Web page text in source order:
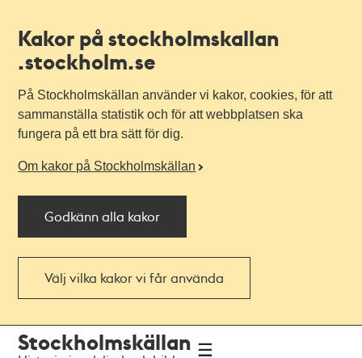
Kakor på stockholmskallan
.stockholm.se
På Stockholmskällan använder vi kakor, cookies, för att
sammanställa statistik och för att webbplatsen ska
fungera på ett bra sätt för dig.
Om kakor på Stockholmskällan
Godkänn alla kakor
Välj vilka kakor vi får använda
navigationen
huvudinnehållet
Stockholmskällan